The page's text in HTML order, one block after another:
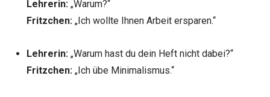
Lehrerin:„Warum?“
Fritzchen:„Ich wollte Ihnen Arbeit ersparen.“
Lehrerin:„Warum hast du dein Heft nicht dabei?“
Fritzchen:„Ich übe Minimalismus.“